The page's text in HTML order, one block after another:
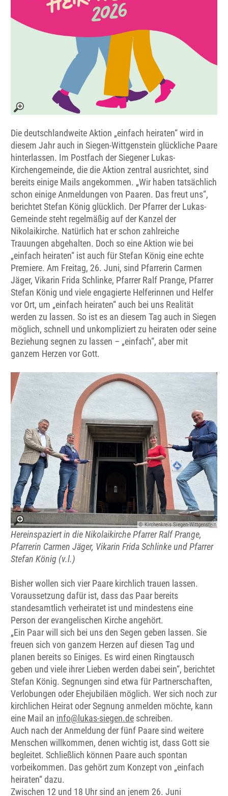
Die deutschlandweite Aktion „einfach heiraten“ wird in
diesem Jahr auch in Siegen-Wittgenstein glückliche Paare
hinterlassen. Im Postfach der Siegener Lukas-
Kirchengemeinde, die die Aktion zentral ausrichtet, sind
bereits einige Mails angekommen. „Wir haben tatsächlich
schon einige Anmeldungen von Paaren. Das freut uns“,
berichtet Stefan König glücklich. Der Pfarrer der Lukas-
Gemeinde steht regelmäßig auf der Kanzel der
Nikolaikirche. Natürlich hat er schon zahlreiche
Trauungen abgehalten. Doch so eine Aktion wie bei
„einfach heiraten“ ist auch für Stefan König eine echte
Premiere. Am Freitag, 26. Juni, sind Pfarrerin Carmen
Jäger, Vikarin Frida Schlinke, Pfarrer Ralf Prange, Pfarrer
Stefan König und viele engagierte Helferinnen und Helfer
vor Ort, um „einfach heiraten“ auch bei uns Realität
werden zu lassen. So ist es an diesem Tag auch in Siegen
möglich, schnell und unkompliziert zu heiraten oder seine
Beziehung segnen zu lassen – „einfach“, aber mit
ganzem Herzen vor Gott.
© Kirchenkreis Siegen-Wittgenstein
Hereinspaziert in die Nikolaikirche Pfarrer Ralf Prange,
Pfarrerin Carmen Jäger, Vikarin Frida Schlinke und Pfarrer
Stefan König (v.l.)
Bisher wollen sich vier Paare kirchlich trauen lassen.
Voraussetzung dafür ist, dass das Paar bereits
standesamtlich verheiratet ist und mindestens eine
Person der evangelischen Kirche angehört.
„Ein Paar will sich bei uns den Segen geben lassen. Sie
freuen sich von ganzem Herzen auf diesen Tag und
planen bereits so Einiges. Es wird einen Ringtausch
geben und viele ihrer Lieben werden dabei sein“, berichtet
Stefan König. Segnungen sind etwa für Partnerschaften,
Verlobungen oder Ehejubiläen möglich. Wer sich noch zur
kirchlichen Heirat oder Segnung anmelden möchte, kann
eine Mail an info@lukas-siegen.de schreiben.
Auch nach der Anmeldung der fünf Paare sind weitere
Menschen willkommen, denen wichtig ist, dass Gott sie
begleitet. Schließlich können Paare auch spontan
vorbeikommen. Das gehört zum Konzept von „einfach
heiraten“ dazu.
Zwischen 12 und 18 Uhr sind an jenem 26. Juni